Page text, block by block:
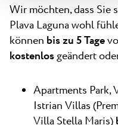
Wir möchten, dass Sie
Plava Laguna wohl
können bis zu 5 Tage
kostenlosgeändert
Apartments Park,
Istrian Villas
Villa Stella Maris)